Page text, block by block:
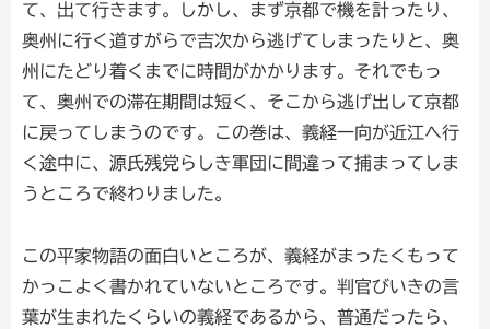
て、出て行きます。しかし、まず京都で機を計ったり、
奥州に行く道すがらで吉次から逃げてしまったりと、奥
州にたどり着くまでに時間がかかります。それでもっ
て、奥州での滞在期間は短く、そこから逃げ出して京都
に戻ってしまうのです。この巻は、義経一向が近江へ行
く途中に、源氏残党らしき軍団に間違って捕まってしま
うところで終わりました。
この平家物語の面白いところが、義経がまったくもって
かっこよく書かれていないところです。判官びいきの言
葉が生まれたくらいの義経であるから、普通だったら、